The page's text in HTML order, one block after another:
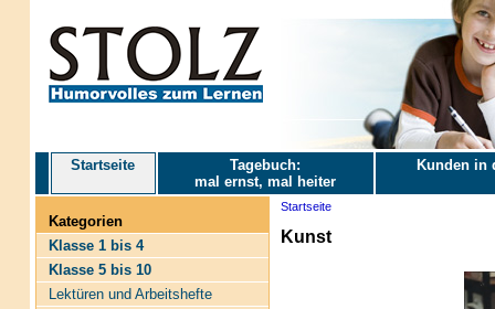
Startseite
Tagebuch:
mal ernst, mal heiter
Kunden in
Kategorien
Klasse 1 bis 4
Klasse 5 bis 10
Lektüren und Arbeitshefte
Startseite
Kunst